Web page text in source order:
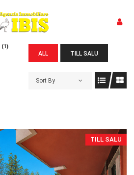
(1)
ALL TILL SALU
Sort By
TILL SALU